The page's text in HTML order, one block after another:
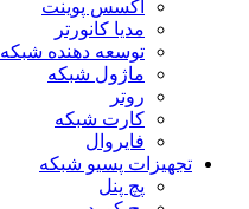
اکسس پوینت
مدیا کانورتر
توسعه دهنده شبکه
ماژول شبکه
روتر
کارت شبکه
فایروال
تجهیزات پسیو شبکه
پچ پنل